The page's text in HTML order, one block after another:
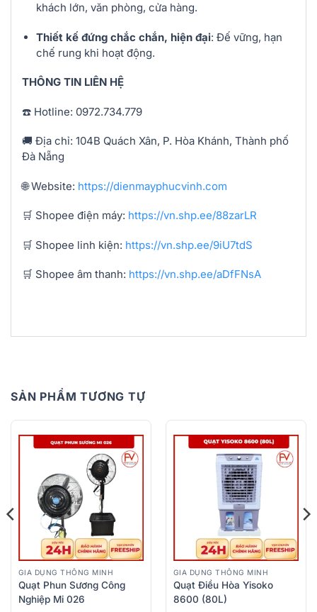
khách lớn, văn phòng, cửa hàng.
Thiết kế đứng chắc chắn, hiện đại: Đế vững, hạn
chế rung khi hoạt động.
THÔNG TIN LIÊN HỆ
☎️ Hotline: 0972.734.779
🚚 Địa chỉ: 104B Quách Xân, P. Hòa Khánh, Thành phố
Đà Nẵng
🌐 Website: https://dienmayphucvinh.com
🛒 Shopee điện máy: https://vn.shp.ee/88zarLR
🛒 Shopee linh kiện: https://vn.shp.ee/9iU7tdS
🛒 Shopee âm thanh: https://vn.shp.ee/aDfFNsA
SẢN PHẨM TƯƠNG TỰ
GIA DỤNG THÔNG MINH
Quạt Phun Sương Công
Nghiệp Mi 026
GIA DỤNG THÔNG MINH
Quạt Điều Hòa Yisoko
8600 (80L)